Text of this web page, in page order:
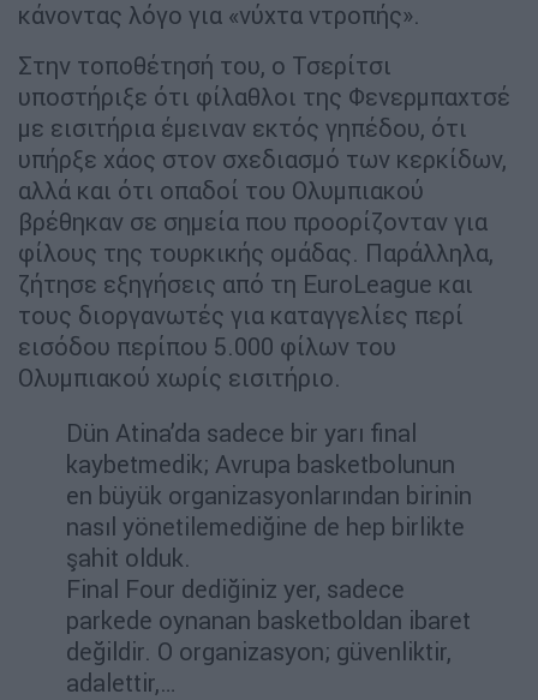
κάνοντας λόγο για «νύχτα ντροπής».
Στην τοποθέτησή του, ο Τσερίτσι
υποστήριξε ότι φίλαθλοι της Φενερμπαχτσέ
με εισιτήρια έμειναν εκτός γηπέδου, ότι
υπήρξε χάος στον σχεδιασμό των κερκίδων,
αλλά και ότι οπαδοί του Ολυμπιακού
βρέθηκαν σε σημεία που προορίζονταν για
φίλους της τουρκικής ομάδας. Παράλληλα,
ζήτησε εξηγήσεις από τη EuroLeague και
τους διοργανωτές για καταγγελίες περί
εισόδου περίπου 5.000 φίλων του
Ολυμπιακού χωρίς εισιτήριο.
Dün Atina’da sadece bir yarı final
kaybetmedik; Avrupa basketbolunun
en büyük organizasyonlarından birinin
nasıl yönetilemediğine de hep birlikte
şahit olduk.
Final Four dediğiniz yer, sadece
parkede oynanan basketboldan ibaret
değildir. O organizasyon; güvenliktir,
adalettir,…